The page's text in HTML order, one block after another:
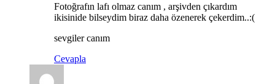
Fotoğrafın lafı olmaz canım , arşivden çıkardım
ikisinide bilseydim biraz daha özenerek çekerdim..:(
sevgiler canım
Cevapla